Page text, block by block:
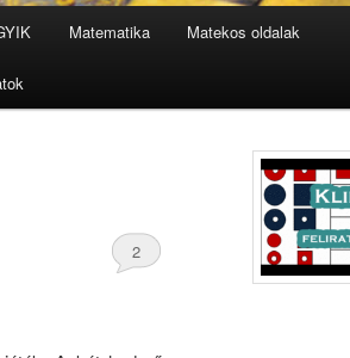
Matematika Matekos oldalak
2